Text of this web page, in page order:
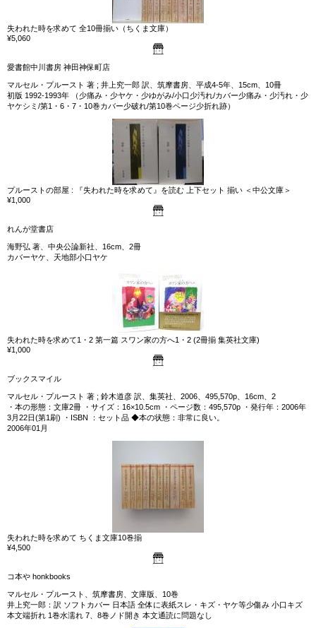
失われた時を求めて 全10冊揃い（ちくま文庫）
¥5,060
愛書館中川書房 神田神保町店
マルセル・プルースト 著 ; 井上究一郎 訳、筑摩書房、平成4-5年、15cm、10冊
初版 1992-1993年 （少痛み・少ヤケ・少ゆがみ/小口少汚れ/カバー少痛み・少汚れ・少
ヤケシミ/第1・6・7・10巻カバー少破れ/第10巻ページ少折れ跡）
プルーストの部屋 : 『失われた時を求めて』を読む 上下セット 揃い ＜中公文庫＞
¥1,000
れんが堂書店
海野弘 著、中央公論新社、16cm、2冊
カバーヤケ、天地部小口ヤケ
失われた時を求めて1・2 第一篇 スワン家の方へ1・2 (2冊揃 集英社文庫)
¥1,000
ブックスマイル
マルセル・プルースト 著 ; 鈴木道彦 訳、集英社、2006、495,570p、16cm、2
・本の形態：文庫2冊 ・サイズ：16×10.5cm ・ページ数：495,570p ・発行年：2006年
3月22日(第1刷) ・ISBN ：セット品 ◆本の状態：非常に良い。
2006年01月
失われた時を求めて ちくま文庫10巻揃
¥4,500
コ本や honkbooks
マルセル・プルースト、筑摩書房、文庫版、10巻
井上究一郎：訳 ソフトカバー 日本語 全体に表紙スレ・キズ・ヤケ等少傷み 小口キズ
本文端折れ 1巻水濡れ 7、8巻ノド開き 本文通読に問題なし